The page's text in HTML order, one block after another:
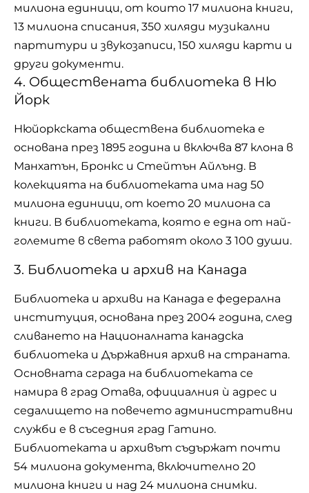
милиона единици, от които 17 милиона книги,
13 милиона списания, 350 хиляди музикални
партитури и звукозаписи, 150 хиляди карти и
други документи.
4. Обществената библиотека в Ню
Йорк
Нюйоркската обществена библиотека е
основана през 1895 година и включва 87 клона в
Манхатън, Бронкс и Стейтън Айлънд. В
колекцията на библиотеката има над 50
милиона единици, от което 20 милиона са
книги. В библиотеката, която е една от най-
големите в света работят около 3 100 души.
3. Библиотека и архив на Канада
Библиотека и архиви на Канада е федерална
институция, основана през 2004 година, след
сливането на Националната канадска
библиотека и Държавния архив на страната.
Основната сграда на библиотеката се
намира в град Отава, официалния ѝ адрес и
седалището на повечето административни
служби е в съседния град Гатино.
Библиотеката и архивът съдържат почти
54 милиона документа, включително 20
милиона книги и над 24 милиона снимки.